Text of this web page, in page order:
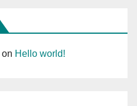
on Hello world!